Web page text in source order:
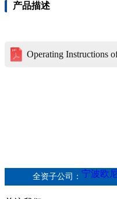
产品描述
Operating Instructions
全资子公司：宁波欧